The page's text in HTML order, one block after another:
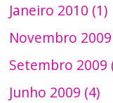
Janeiro 2010 (1)
Novembro
Setembro 2009
Junho 2009 (4)